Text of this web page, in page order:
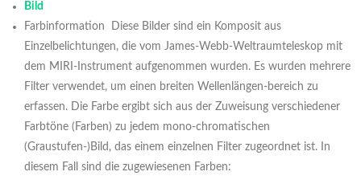
Bild
Farbinformation Diese Bilder sind ein Komposit aus
Einzelbelichtungen, die vom James-Webb-Weltraumteleskop mit
dem MIRI-Instrument aufgenommen wurden. Es wurden mehrere
Filter verwendet, um einen breiten Wellenlängen-bereich zu
erfassen. Die Farbe ergibt sich aus der Zuweisung verschiedener
Farbtöne (Farben) zu jedem mono-chromatischen
(Graustufen-)Bild, das einem einzelnen Filter zugeordnet ist. In
diesem Fall sind die zugewiesenen Farben: